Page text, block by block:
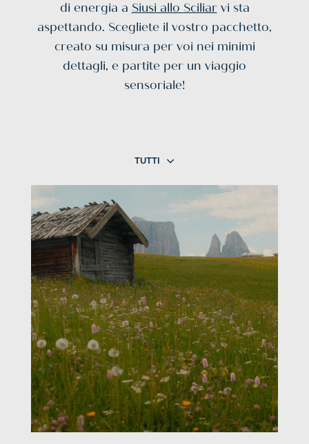
di energia a Siusi allo Sciliarvi sta
aspettando. Scegliete il vostro pacchetto,
creato su misura per voi nei minimi
dettagli, e partite per un viaggio
sensoriale!
TUTTI